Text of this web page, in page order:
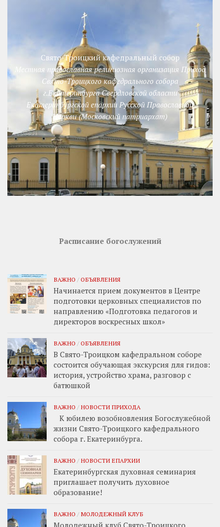
Свято-Троицкий кафедральный собор
Местная православная религиозная организация Приход
Свято-Троицкого кафедрального собора
г.Екатеринбурга Свердловской области
Екатеринбургской епархии Русской Православной
Церкви (Московский патриархат)
Расписание богослужений
ВАЖНО / ОБЪЯВЛЕНИЯ
Начинается прием документов в Центре
подготовки церковных специалистов по
направлению «Подготовка педагогов и
директоров воскресных школ»
ВАЖНО / ОБЪЯВЛЕНИЯ
В Свято-Троицком кафедральном соборе
состоится обучающая экскурсия для гидов:
история, устройство храма, разговор с
батюшкой
ВАЖНО / НОВОСТИ ПРИХОДА
К юбилею возобновления Богослужебной
жизни Свято-Троицкого кафедрального
собора г. Екатеринбурга.
ВАЖНО / НОВОСТИ ЕПАРХИИ
Екатеринбургская духовная семинария
приглашает получить духовное
образование!
ВАЖНО / МОЛОДЕЖНЫЙ КЛУБ